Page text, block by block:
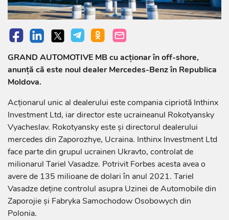
GRAND AUTOMOTIVE MB cu acționar în off-shore,
anunță că este noul dealer Mercedes-Benz în Republica
Moldova.
Acționarul unic al dealerului este compania cipriotă Inthinx
Investment Ltd, iar director este ucraineanul Rokotyansky
Vyacheslav. Rokotyansky este și directorul dealerului
mercedes din Zaporozhye, Ucraina. Inthinx Investment Ltd
face parte din grupul ucrainen Ukravto, controlat de
milionarul Tariel Vasadze. Potrivit Forbes acesta avea o
avere de 135 milioane de dolari în anul 2021. Tariel
Vasadze deţine controlul asupra Uzinei de Automobile din
Zaporojie și Fabryka Samochodow Osobowych din
Polonia.